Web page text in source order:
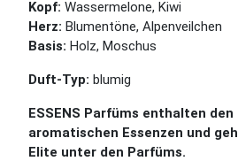
Kopf: Wassermelone, Kiwi
Herz: Blumentöne, Alpenveilchen
Basis: Holz, Moschus
Duft-Typ: blumig
ESSENS Parfüms enthalten den
aromatischen Essenzen und
Elite unter den Parfüms.